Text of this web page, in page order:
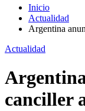
Inicio
Actualidad
Argentina
Actualidad
canciller